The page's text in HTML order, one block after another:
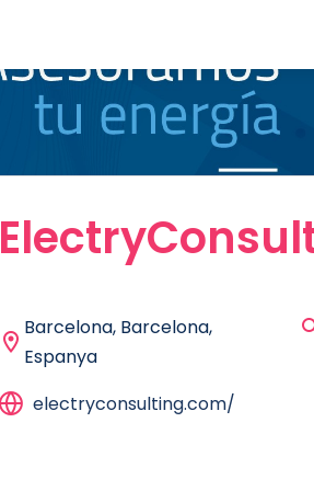
Barcelona, Barcelona,
Espanya
electryconsulting.com/